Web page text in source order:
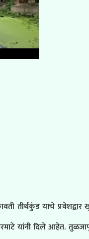
तीर्थकुंड याचे
यांनी दिले आहेत.